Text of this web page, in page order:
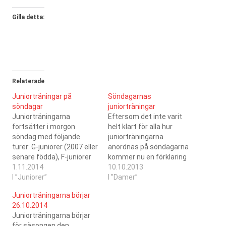
Gilla detta:
Relaterade
Juniorträningar på
söndagar
Juniorträningarna
fortsätter i morgon
söndag med följande
turer: G-juniorer (2007 eller
senare födda), F-juniorer
(2005-2006 födda) och E-
juniorer (2003-2004
13:00. D-juniorer (2001-
2002 födda) och C-juniorer
(1999-2000 födda)
1.11.2014
I ”Juniorer”
Söndagarnas
juniorträningar
Eftersom det inte varit
helt klart för alla hur
juniorträningarna
anordnas på söndagarna
kommer nu en förklaring
också här. I kalendern på
hemsidan finns alltid den
10.10.2013
I ”Damer”
Juniorträningarna börjar
26.10.2014
Juniorträningarna börjar